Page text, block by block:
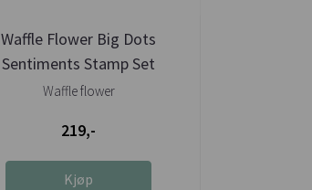
Waffle Flower Big Dots
Sentiments Stamp Set
Waffle flower
219,-
Kjøp